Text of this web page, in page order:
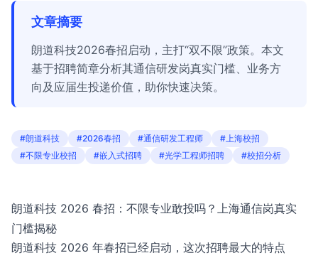
文章摘要
朗道科技2026春招启动，主打“双不限”政策。本文
基于招聘简章分析其通信研发岗真实门槛、业务方
向及应届生投递价值，助你快速决策。
#朗道科技 #2026春招 #通信研发工程师
#上海校招
#不限专业校招
#嵌入式招聘 #光学工程师招聘 #校招分析
朗道科技 2026 春招：不限专业敢投吗？上海通信岗真实
门槛揭秘
朗道科技 2026 年春招已经启动，这次招聘最大的特点